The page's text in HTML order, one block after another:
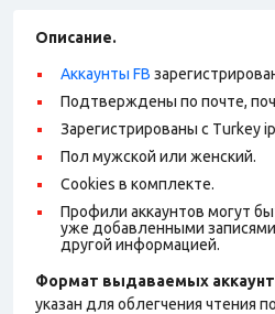
Описание.
Аккаунты FB
Подтверждены по почте,
Зарегистрированы с Turkey
Пол мужской или женский.
Сookies в комплекте.
Профили аккаунтов могут
уже добавленными
другой информацией.
Формат выдаваемых
указан для облегчения чтения